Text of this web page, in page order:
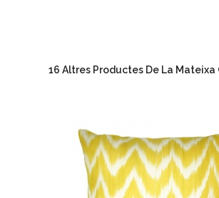
16 Altres Productes De La